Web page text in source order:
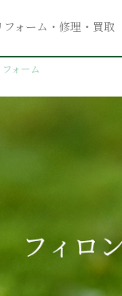
フォーム・修理・買取
ォーム